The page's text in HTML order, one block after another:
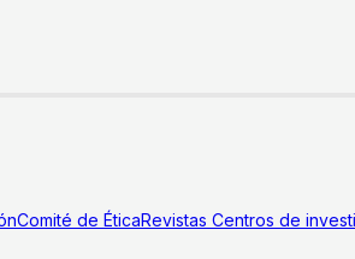
Comité de ÉticaRevistas Centros de